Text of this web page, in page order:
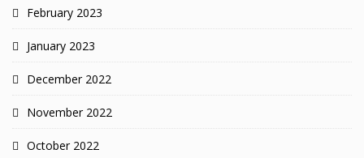
February 2023
January 2023
December 2022
November 2022
October 2022